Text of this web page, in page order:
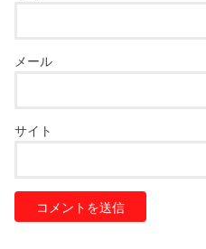
メール
サイト